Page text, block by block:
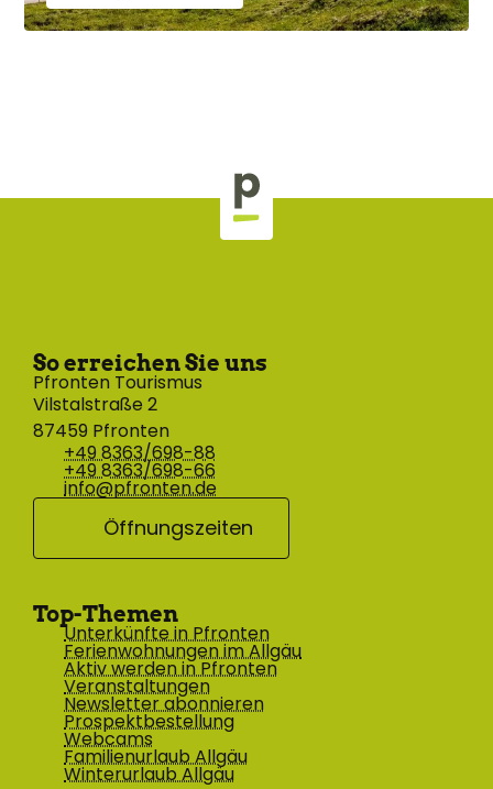
So erreichen Sie uns
Pfronten Tourismus
Vilstalstraße 2
87459 Pfronten
+49 8363/698-88
+49 8363/698-66
info@pfronten.de
Öffnungszeiten
Top-Themen
Unterkünfte in Pfronten
Ferienwohnungen im Allgäu
Aktiv werden in Pfronten
Veranstaltungen
Newsletter abonnieren
Prospektbestellung
Webcams
Familienurlaub Allgäu
Winterurlaub Allgäu